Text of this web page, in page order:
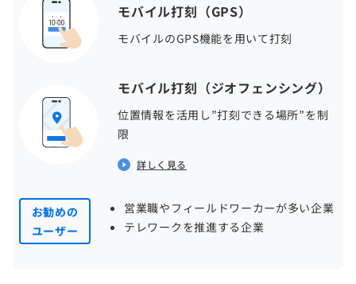
モバイル打刻（GPS）
モバイルのGPS機能を用いて打刻
モバイル打刻（ジオフェンシング）
位置情報を活用し”打刻できる場所”を制
限
詳しく見る
お勧めの
ユーザー
営業職やフィールドワーカーが多い企業
テレワークを推進する企業